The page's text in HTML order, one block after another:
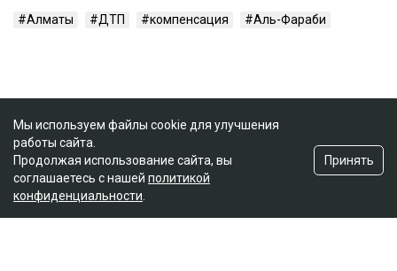
Алматы ДТП компенсация Аль-Фараби
Мы используем файлы cookie для улучшения
работы сайта.
Продолжая использование сайта, вы
соглашаетесь с нашей политикой
конфиденциальности
Принять